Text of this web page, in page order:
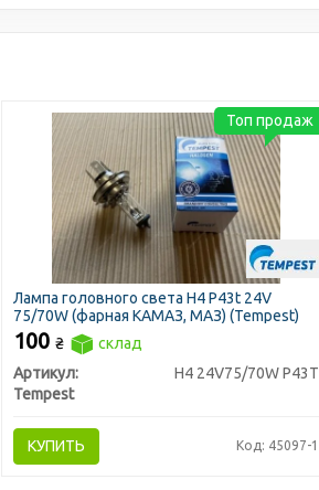
Лампа головного света H4 P43t 24V
75/70W (фарная КАМАЗ, МАЗ) (Tempest)
100 ₴
склад
Артикул:
H4 24V75/70W P43T
Tempest
КУПИТЬ Код: 45097-1
Топ продаж